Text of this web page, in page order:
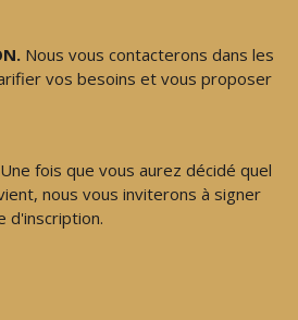
Nous vous contacterons dans les
vos besoins et vous proposer
Une fois que vous aurez décidé quel
nous vous inviterons à signer
d'inscription.